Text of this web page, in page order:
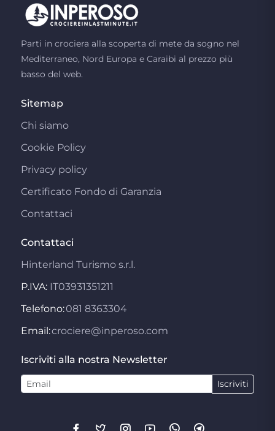
Parti in crociera alla scoperta di mete da sogno nel
Mediterraneo, Nord Europa e Caraibi al prezzo più
basso del web.
Sitemap
Chi siamo
Cookie Policy
Privacy policy
Certificato Fondo di Garanzia
Contattaci
Contattaci
Hinterland Turismo s.r.l.
P.IVA: IT03931351211
Telefono:081 8363304
Email:crociere@inperoso.com
Iscriviti alla nostra Newsletter
Iscriviti